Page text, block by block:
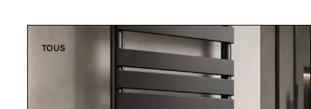
TOUS